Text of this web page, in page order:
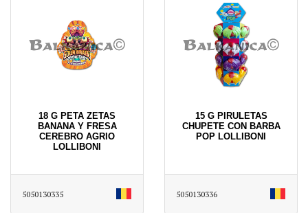
18 G PETA ZETAS
BANANA Y FRESA
CEREBRO AGRIO
LOLLIBONI
5050130335
15 G PIRULETAS
CHUPETE CON BARBA
POP LOLLIBONI
5050130336